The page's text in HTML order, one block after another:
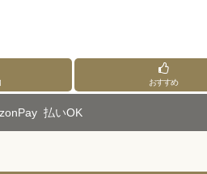
おすすめ
払いOK